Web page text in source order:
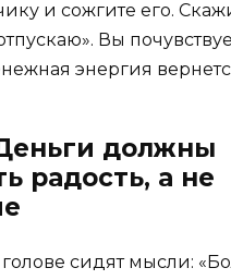
и сожгите его.
Вы
энергия
должны
радость, а не
сидят мысли: